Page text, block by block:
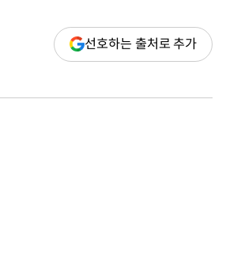
선호하는 출처로 추가(새
창